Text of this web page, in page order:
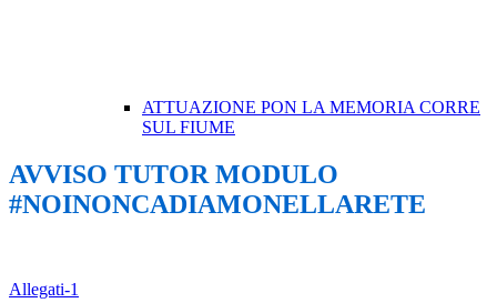
ATTUAZIONE PON LA MEMORIA CORRE
SUL FIUME
AVVISO TUTOR MODULO
#NOINONCADIAMONELLARETE
Allegati-1